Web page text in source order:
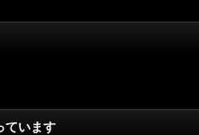
ています